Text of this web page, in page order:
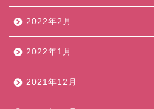
2022年2月
2022年1月
2021年12月